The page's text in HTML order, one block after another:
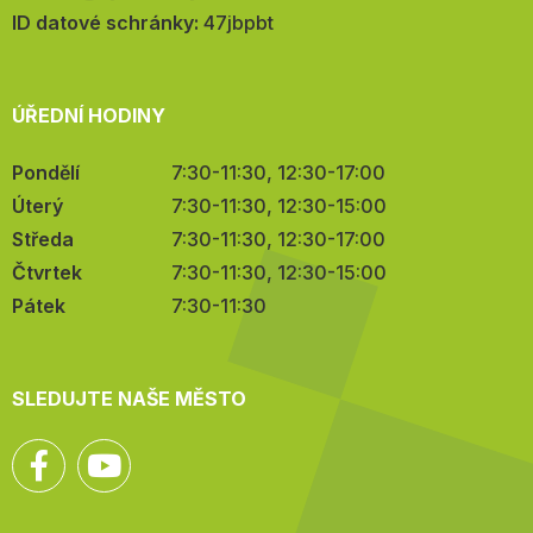
mail:
ID datové schránky: 47jbpbt
ÚŘEDNÍ HODINY
Pondělí
7:30-11:30, 12:30-17:00
Úterý
7:30-11:30, 12:30-15:00
Středa
7:30-11:30, 12:30-17:00
Čtvrtek
7:30-11:30, 12:30-15:00
Pátek
7:30-11:30
SLEDUJTE NAŠE MĚSTO
Facebook